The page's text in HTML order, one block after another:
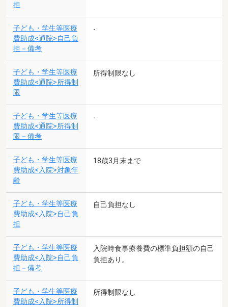
担
子ども・学生等医療
費助成<通院>自己負
担－備考
-
子ども・学生等医療
費助成<通院>所得制
限
所得制限なし
子ども・学生等医療
費助成<通院>所得制
限－備考
-
子ども・学生等医療
費助成<入院>対象年
齢
18歳3月末まで
子ども・学生等医療
費助成<入院>自己負
担
自己負担なし
子ども・学生等医療
費助成<入院>自己負
担－備考
入院時食事療養費の標準負担額の自己
負担あり。
子ども・学生等医療
費助成<入院>所得制
所得制限なし